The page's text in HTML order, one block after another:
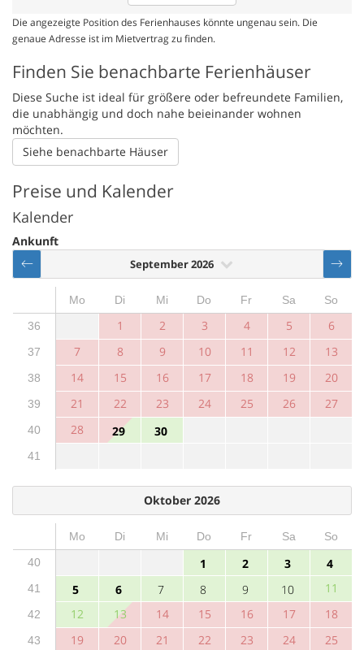
Die angezeigte Position des Ferienhauses könnte ungenau sein. Die
genaue Adresse ist im Mietvertrag zu finden.
Finden Sie benachbarte Ferienhäuser
Diese Suche ist ideal für größere oder befreundete Familien,
die unabhängig und doch nahe beieinander wohnen
möchten.
Siehe benachbarte Häuser
Preise und Kalender
Kalender
Ankunft
September 2026
Mo Di Mi Do Fr Sa
So
36
1 2 3 4 5 6
37 7 8 9 10 11 12 13
38 14 15 16 17 18 19 20
39 21 22 23 24 25 26 27
40 28 29 30
41
Oktober 2026
Mo Di Mi Do Fr Sa
So
40
1 2 3 4
41 5 6 7 8 9 10 11
42 12 13 14 15 16 17 18
43 19 20 21 22 23 24 25